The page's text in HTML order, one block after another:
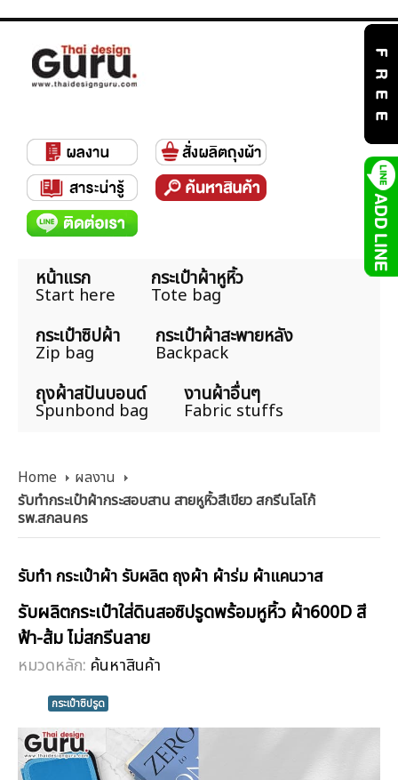
หน้าแรก
Start here
กระเป๋าผ้าหูหิ้ว
Tote bag
กระเป๋าซิปผ้า
Zip bag
กระเป๋าผ้าสะพายหลัง
Backpack
ถุงผ้าสปันบอนด์
Spunbond bag
งานผ้าอื่นๆ
Fabric stuffs
Home
ผลงาน
รับทำกระเป๋าผ้ากระสอบสาน สายหูหิ้วสีเขียว สกรีนโลโก้
รพ.สกลนคร
รับทำ กระเป๋าผ้า รับผลิต ถุงผ้า ผ้าร่ม ผ้าแคนวาส
รับผลิตกระเป๋าใส่ดินสอซิปรูดพร้อมหูหิ้ว ผ้า600D สี
ฟ้า-ส้ม ไม่สกรีนลาย
หมวดหลัก: ค้นหาสินค้า
กระเป๋าซิปรูด